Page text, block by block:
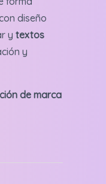
diseño
y textos
y
de marca